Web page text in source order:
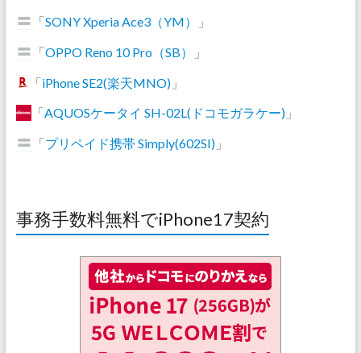
「SONY Xperia Ace3（YM）
」
「OPPO Reno 10 Pro（SB）
」
「iPhone SE2(楽天MNO)」
「AQUOSケータイ SH-02L(ドコモガラケー)」
「プリペイド携帯 Simply(602SI)」
事務手数料無料でiPhone17契約